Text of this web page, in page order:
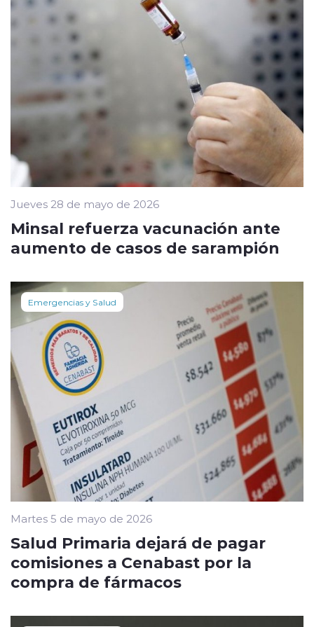
Jueves 28 de mayo de 2026
Minsal refuerza vacunación ante
aumento de casos de sarampión
Emergencias y Salud
Martes 5 de mayo de 2026
Salud Primaria dejará de pagar
comisiones a Cenabast por la
compra de fármacos